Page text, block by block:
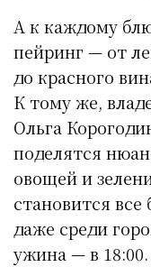
А к каждому
пейринг — от
до красного
К тому же,
Ольга
поделятся
овощей и
становится
даже среди
ужина — в 18:00.